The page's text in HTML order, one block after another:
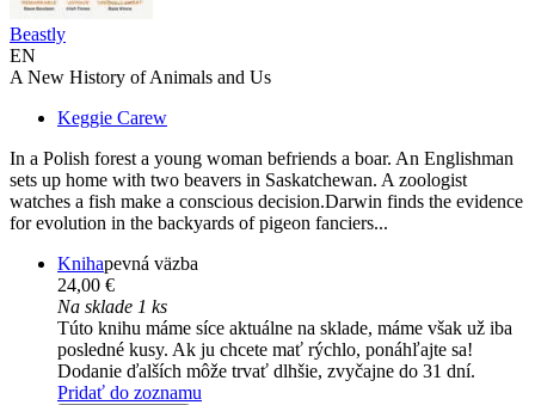
Beastly
EN
A New History of Animals and Us
Keggie Carew
In a Polish forest a young woman befriends a boar. An Englishman
sets up home with two beavers in Saskatchewan. A zoologist
watches a fish make a conscious decision.Darwin finds the evidence
for evolution in the backyards of pigeon fanciers...
Knihapevná väzba
24,00 €
Na sklade 1 ks
Túto knihu máme síce aktuálne na sklade, máme však už iba
posledné kusy. Ak ju chcete mať rýchlo, ponáhľajte sa!
Dodanie ďalších môže trvať dlhšie, zvyčajne do 31 dní.
Pridať do zoznamu